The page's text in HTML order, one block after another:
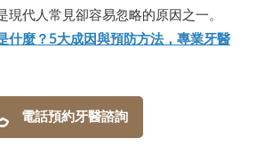
現代人常見卻容易忽略的原因之一。
什麼？5大成因與預防方法，專業牙醫
電話預約牙醫諮詢